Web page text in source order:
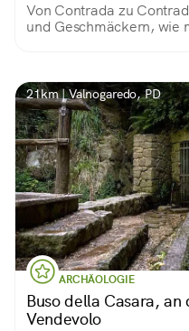
Von Contrada zu
und Geschmäckern, wie
21km | Valnogaredo, PD
ARCHÄOLOGIE
Buso della Casara,
Vendevolo